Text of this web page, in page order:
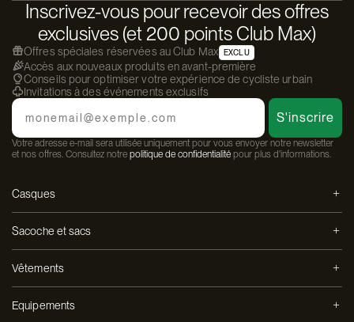
Inscrivez-vous pour recevoir des offres
exclusives (et 200 points Club Max)
Offres spéciales réservées au Club Max EXCLU
Accès aux nouveaux produits en avant-première
Conseils pour optimiser votre expérience de cycliste urbain
Invitations à des événements exclusifs
Email
S'inscrire
Votre adresse e-mail sera utilisée uniquement pour vous envoyer notre newsletter
et nos offres. Consultez notre politique de confidentialité pour plus d'informations.
Casques
Sacoche et sacs
Vêtements
Equipements